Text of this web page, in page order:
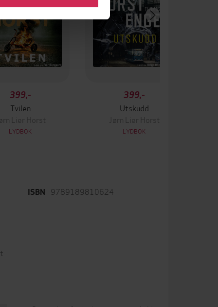
399,-
Tvilen
Jørn Lier Horst
LYDBOK
399,-
Utskudd
Jørn Lier Horst
LYDBOK
ISBN 9789189810624